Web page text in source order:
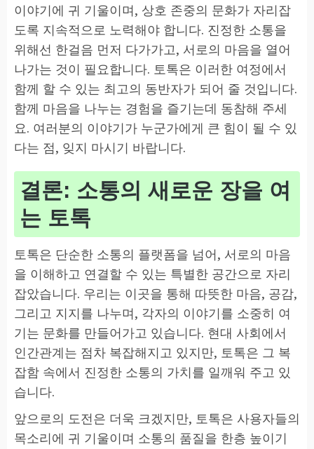
이야기에 귀 기울이며, 상호 존중의 문화가 자리잡
도록 지속적으로 노력해야 합니다. 진정한 소통을
위해선 한걸음 먼저 다가가고, 서로의 마음을 열어
나가는 것이 필요합니다. 토톡은 이러한 여정에서
함께 할 수 있는 최고의 동반자가 되어 줄 것입니다.
함께 마음을 나누는 경험을 즐기는데 동참해 주세
요. 여러분의 이야기가 누군가에게 큰 힘이 될 수 있
다는 점, 잊지 마시기 바랍니다.
결론: 소통의 새로운 장을 여
는 토톡
토톡은 단순한 소통의 플랫폼을 넘어, 서로의 마음
을 이해하고 연결할 수 있는 특별한 공간으로 자리
잡았습니다. 우리는 이곳을 통해 따뜻한 마음, 공감,
그리고 지지를 나누며, 각자의 이야기를 소중히 여
기는 문화를 만들어가고 있습니다. 현대 사회에서
인간관계는 점차 복잡해지고 있지만, 토톡은 그 복
잡함 속에서 진정한 소통의 가치를 일깨워 주고 있
습니다.
앞으로의 도전은 더욱 크겠지만, 토톡은 사용자들의
목소리에 귀 기울이며 소통의 품질을 한층 높이기